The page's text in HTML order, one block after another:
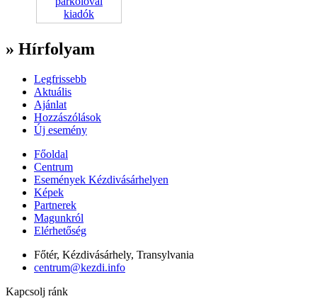
» Hírfolyam
Legfrissebb
Aktuális
Ajánlat
Hozzászólások
Új esemény
Főoldal
Centrum
Események Kézdivásárhelyen
Képek
Partnerek
Magunkról
Elérhetőség
Főtér, Kézdivásárhely, Transylvania
centrum@kezdi.info
Kapcsolj ránk